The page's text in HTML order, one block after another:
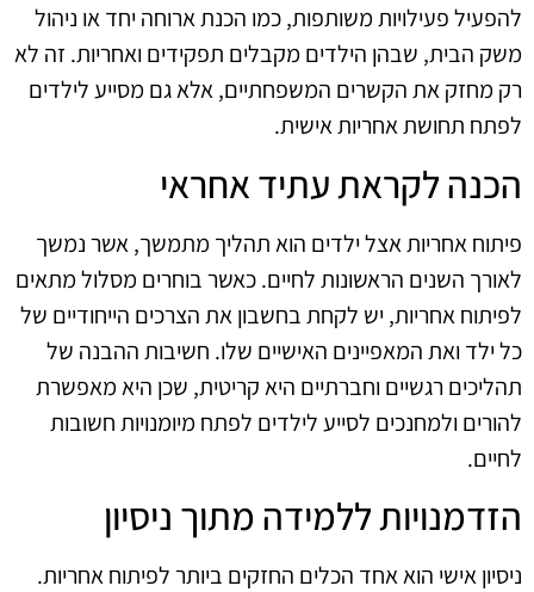
להפעיל פעילויות משותפות, כמו הכנת ארוחה יחד או ניהול
משק הבית, שבהן הילדים מקבלים תפקידים ואחריות. זה לא
רק מחזק את הקשרים המשפחתיים, אלא גם מסייע לילדים
לפתח תחושת אחריות אישית.
הכנה לקראת עתיד אחראי
פיתוח אחריות אצל ילדים הוא תהליך מתמשך, אשר נמשך
לאורך השנים הראשונות לחיים. כאשר בוחרים מסלול מתאים
לפיתוח אחריות, יש לקחת בחשבון את הצרכים הייחודיים של
כל ילד ואת המאפיינים האישיים שלו. חשיבות ההבנה של
תהליכים רגשיים וחברתיים היא קריטית, שכן היא מאפשרת
להורים ולמחנכים לסייע לילדים לפתח מיומנויות חשובות
לחיים.
הזדמנויות ללמידה מתוך ניסיון
ניסיון אישי הוא אחד הכלים החזקים ביותר לפיתוח אחריות.